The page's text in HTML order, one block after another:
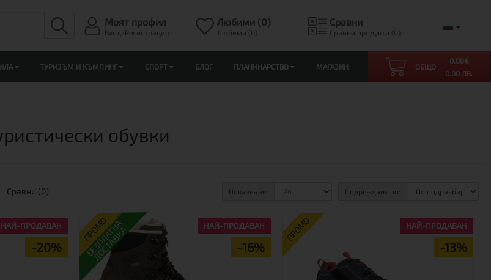
Моят профил
Вход/Регистрация
Любими (0)
Любими (0)
Сравни
Сравни продукти (0)
ТУРИЗЪМ И КЪМПИНГ СПОРТ БЛОГ ПЛАНИНАРСТВО МАГАЗИН ОБЩО
0.00€
0.00 ЛВ.
обувки
Сравни (0) Подреждане по:
Показване:
-20%
НАЙ-ПРОДАВАН ПРОМО
-16%
БЕЗПЛАТНА
ДОСТАВКА НАЙ-ПРОДАВАН ПРОМО
-13%
НАЙ-ПРОДАВАН